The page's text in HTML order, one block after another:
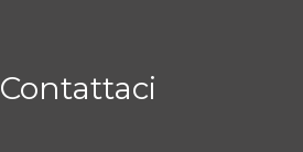
Contattaci